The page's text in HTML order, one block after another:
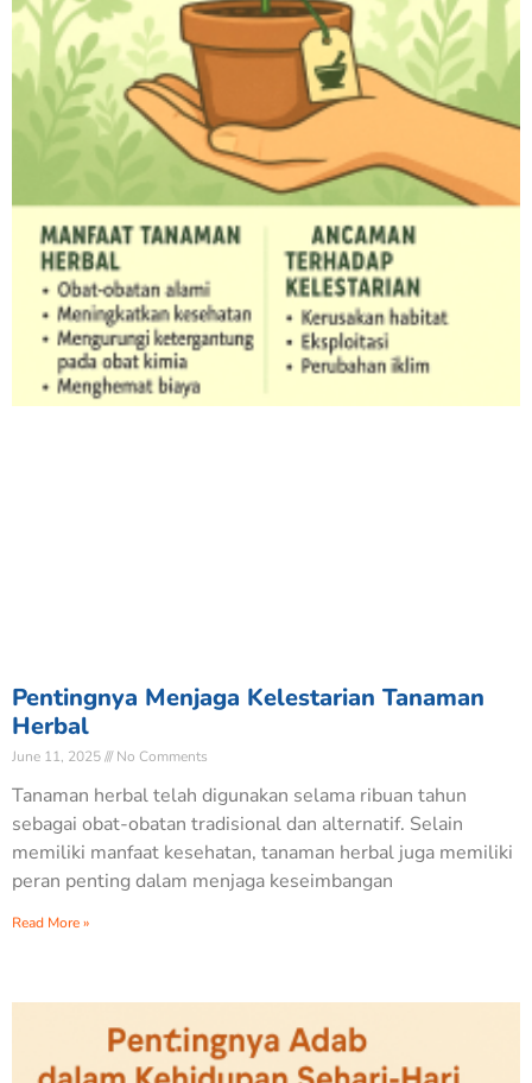
Pentingnya Menjaga Kelestarian Tanaman
Herbal
June 11, 2025 No Comments
Tanaman herbal telah digunakan selama ribuan tahun
sebagai obat-obatan tradisional dan alternatif. Selain
memiliki manfaat kesehatan, tanaman herbal juga memiliki
peran penting dalam menjaga keseimbangan
Read More »